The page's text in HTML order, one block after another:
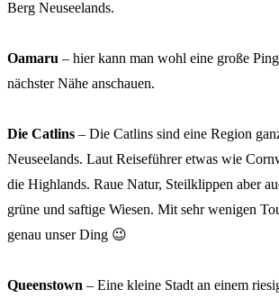
Berg Neuseelands.
Oamaru – hier kann man wohl eine große
nächster Nähe anschauen.
Die Catlins – Die Catlins sind eine Region
Neuseelands. Laut Reiseführer etwas wie
die Highlands. Raue Natur, Steilklippen aber
grüne und saftige Wiesen. Mit sehr wenigen
genau unser Ding 😉
Queenstown – Eine kleine Stadt an einem